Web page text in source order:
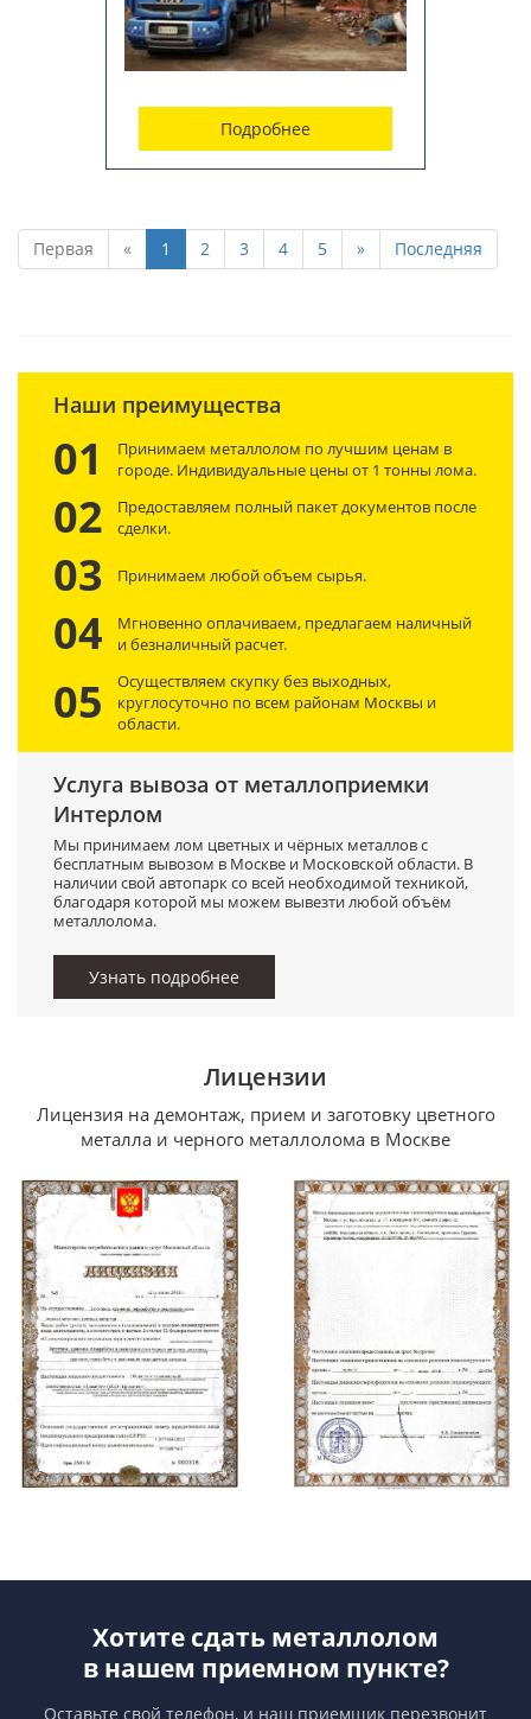
Подробнее
Первая « 1 2 3 4 5 » Последняя
Наши преимущества
01 Принимаем металлолом по лучшим ценам в
городе. Индивидуальные цены от 1 тонны лома.
02 Предоставляем полный пакетдокументов после
сделки.
03 Принимаем любой объем сырья.
04 Мгновенно оплачиваем, предлагаем наличный
и безналичный расчет.
05
Осуществляем скупку без выходных,
круглосуточно по всем районам Москвы и
области.
Услуга вывоза от металлоприемки
Интерлом
Мы принимаем лом цветных и чёрных металлов с
бесплатным вывозом в Москве и Московской области. В
наличии свой автопарк со всей необходимой техникой,
благодаря которой мы можем вывезти любой объём
металлолома.
Узнать подробнее
Лицензии
Лицензия на демонтаж, прием и заготовку цветного
металла и черного металлолома в Москве
Хотите сдать металлолом
в нашем приемном пункте?
Оставьте свой телефон, и наш приемщик перезвонит